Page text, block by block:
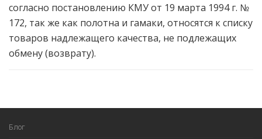
согласно постановлению КМУ от 19 марта 1994 г. №
172, так же как полотна и гамаки, относятся к списку
товаров надлежащего качества, не подлежащих
обмену (возврату).​
Блог